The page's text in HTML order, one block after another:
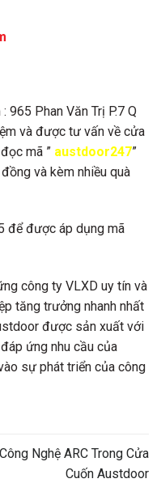
965 Phan Văn Trị P.7 Q
và được tư vấn về cửa
mã ” austdoor247”
và kèm nhiều quà
để được áp dụng mã
công ty VLXD uy tín và
tăng trưởng nhanh nhất
được sản xuất với
ứng nhu cầu của
sự phát triển của công
Công Nghệ ARC Trong Cửa
Cuốn Austdoor